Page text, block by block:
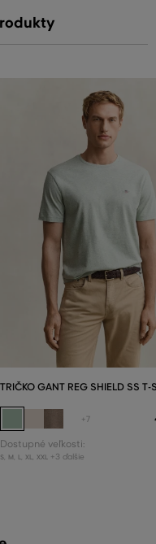
TRIČKO GANT REG SHIELD SS T-
+7
Dostupné veľkosti:
S M L XL XXL +3 ďalšie